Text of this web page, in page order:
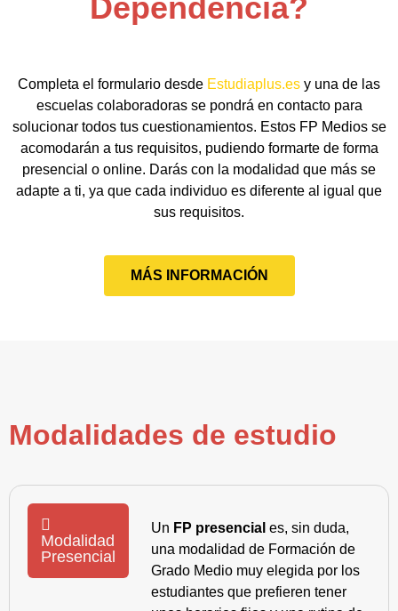
Dependencia?
Completa el formulario desde Estudiaplus.es y una de las
escuelas colaboradoras se pondrá en contacto para
solucionar todos tus cuestionamientos. Estos FP Medios se
acomodarán a tus requisitos, pudiendo formarte de forma
presencial o online. Darás con la modalidad que más se
adapte a ti, ya que cada individuo es diferente al igual que
sus requisitos.
MÁS INFORMACIÓN
Modalidades de estudio
Modalidad
Presencial
Un FP presencial es, sin duda,
una modalidad de Formación de
Grado Medio muy elegida por los
estudiantes que prefieren tener